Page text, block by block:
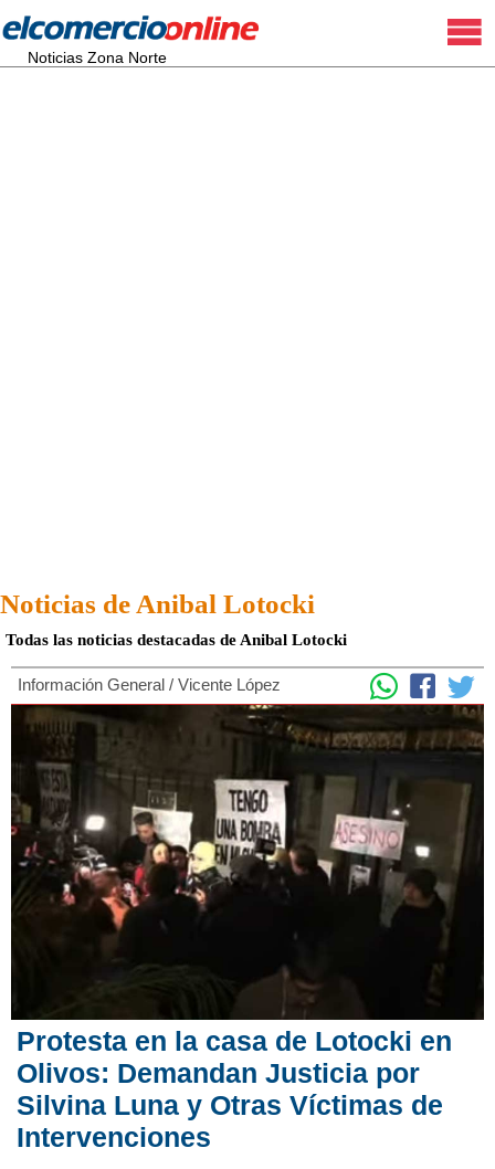
Noticias Zona Norte
Noticias de Anibal Lotocki
Todas las noticias destacadas de Anibal Lotocki
Información General / Vicente López
Protesta en la casa de Lotocki en
Olivos: Demandan Justicia por
Silvina Luna y Otras Víctimas de
Intervenciones